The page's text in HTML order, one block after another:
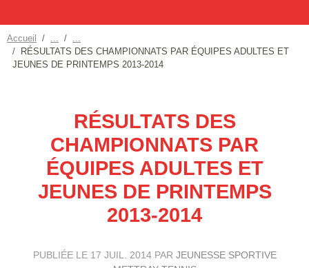
Accueil
RÉSULTATS DES CHAMPIONNATS PAR ÉQUIPES ADULTES ET
JEUNES DE PRINTEMPS 2013-2014
RÉSULTATS DES
CHAMPIONNATS PAR
ÉQUIPES ADULTES ET
JEUNES DE PRINTEMPS
2013-2014
PUBLIÉE LE 17 JUIL. 2014PAR JEUNESSE SPORTIVE